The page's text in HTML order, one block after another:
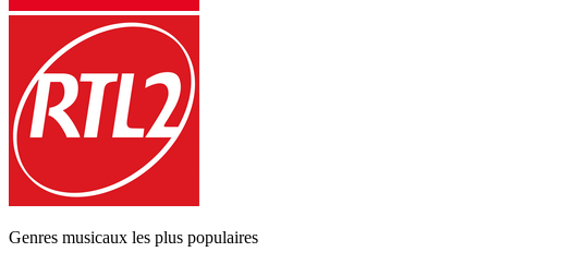
Genres musicaux les plus populaires